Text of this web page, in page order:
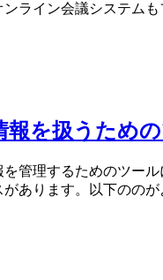
ンライン会議システム
報を扱うため
を管理するためのツー
があります。以下のの